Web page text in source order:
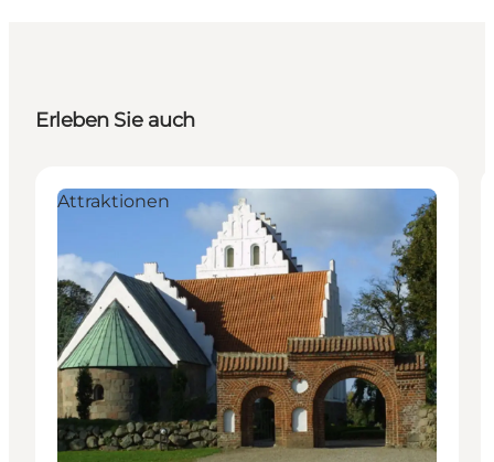
Erleben Sie auch
Attraktionen